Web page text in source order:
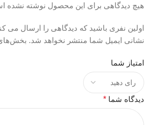
هیچ دیدگاهی برای این محصول نوشته نشده
اولین نفری باشید که دیدگاهی را ارسال می کنید برای
نشانی ایمیل شما منتشر نخواهد شد. بخش‌های
امتیاز شما
دیدگاه شما *